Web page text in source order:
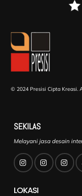
© 2024 Presisi Cipta Kreasi.
SEKILAS
Melayani jasa desain
LOKASI